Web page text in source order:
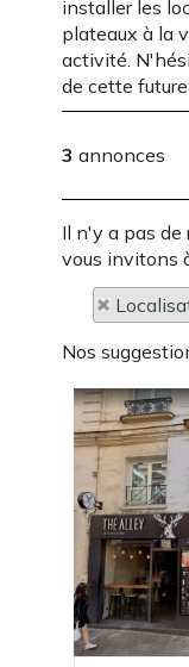
installer les
plateaux à la
activité.
de cette
3 annonces
Il n'y a pas de
vous invitons
Nos